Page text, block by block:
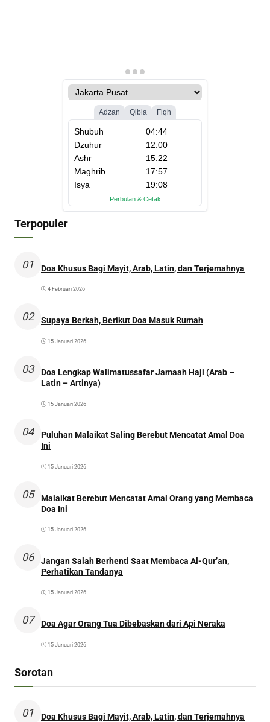
Terpopuler
01 Doa Khusus Bagi Mayit, Arab, Latin, dan Terjemahnya
4 Februari 2026
02 Supaya Berkah, Berikut Doa Masuk Rumah
15 Januari 2026
03
Doa Lengkap Walimatussafar Jamaah Haji (Arab –
Latin – Artinya)
15 Januari 2026
04
Puluhan Malaikat Saling Berebut Mencatat Amal Doa
Ini
15 Januari 2026
05
Malaikat Berebut Mencatat Amal Orang yang Membaca
Doa Ini
15 Januari 2026
06
Jangan Salah Berhenti Saat Membaca Al-Qur’an,
Perhatikan Tandanya
15 Januari 2026
07 Doa Agar Orang Tua Dibebaskan dari Api Neraka
15 Januari 2026
Sorotan
01 Doa Khusus Bagi Mayit, Arab, Latin, dan Terjemahnya